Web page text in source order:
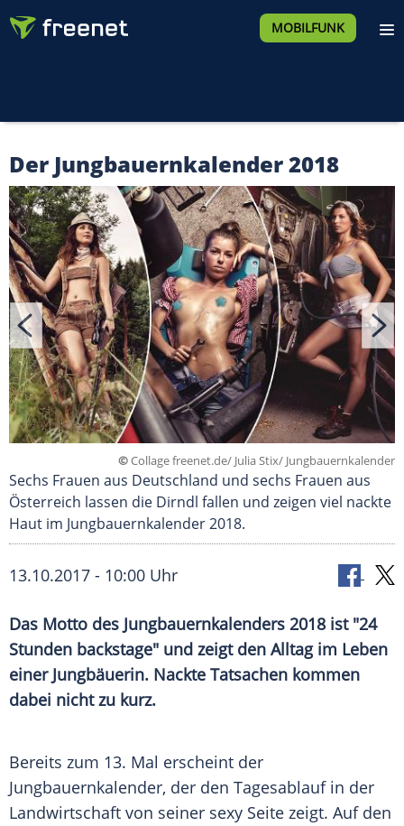
MOBILFUNK
Der Jungbauernkalender 2018
©Collage freenet.de/ Julia Stix/ Jungbauernkalender
Sechs Frauen aus Deutschland und sechs Frauen aus
Österreich lassen die Dirndl fallen und zeigen viel nackte
Haut im Jungbauernkalender 2018.
13.10.2017 - 10:00 Uhr
Das Motto des Jungbauernkalenders 2018 ist "24
Stunden backstage" und zeigt den Alltag im Leben
einer Jungbäuerin. Nackte Tatsachen kommen
dabei nicht zu kurz.
Bereits zum 13. Mal erscheint der
Jungbauernkalender, der den Tagesablauf in der
Landwirtschaft von seiner sexy Seite zeigt. Auf den